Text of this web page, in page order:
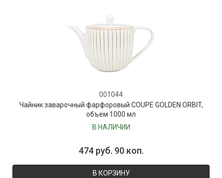
001044
Чайник заварочный фарфоровый COUPE GOLDEN ORBIT,
объем 1000 мл
В НАЛИЧИИ
474 руб. 90 коп.
В КОРЗИНУ